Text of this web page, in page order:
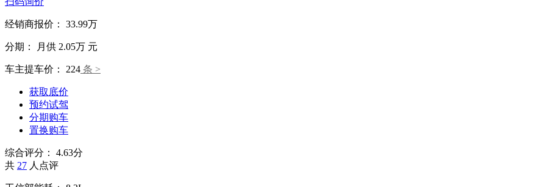
经销商报价： 33.99万
分期： 月供 2.05万 元
车主提车价： 224 条 >
获取底价
预约试驾
分期购车
置换购车
综合评分：
4.63分
共 27 人点评